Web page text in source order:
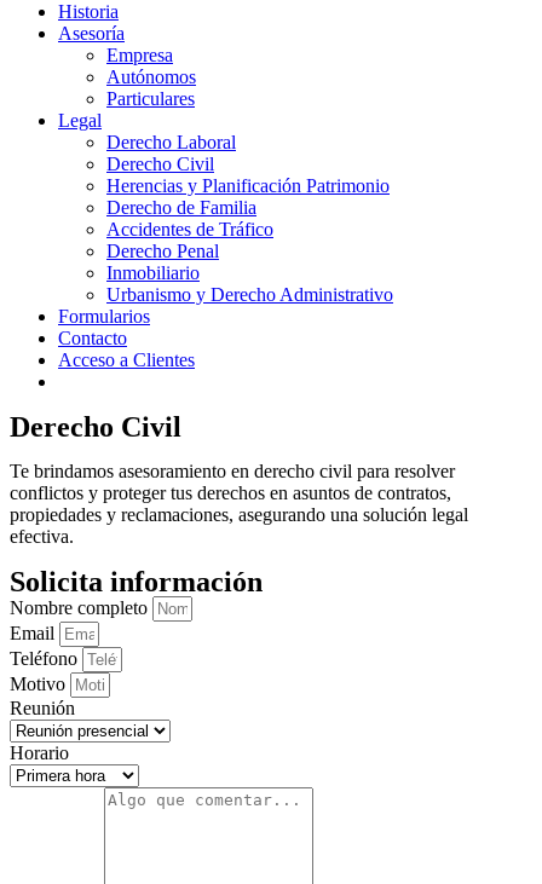
Historia
Asesoría
Empresa
Autónomos
Particulares
Legal
Derecho Laboral
Derecho Civil
Herencias y Planificación Patrimonio
Derecho de Familia
Accidentes de Tráfico
Derecho Penal
Inmobiliario
Urbanismo y Derecho Administrativo
Formularios
Contacto
Acceso a Clientes
Derecho Civil
Te brindamos asesoramiento en derecho civil para resolver
conflictos y proteger tus derechos en asuntos de contratos,
propiedades y reclamaciones, asegurando una solución legal
efectiva.
Solicita información
Nombre completo
Email
Teléfono
Motivo
Reunión
Horario